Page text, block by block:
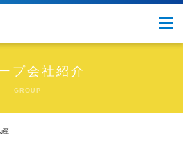
プ会社紹介
GROUP
産